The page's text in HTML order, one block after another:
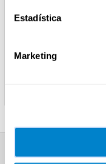
Estadística
Marketing
SUPERMERCADO